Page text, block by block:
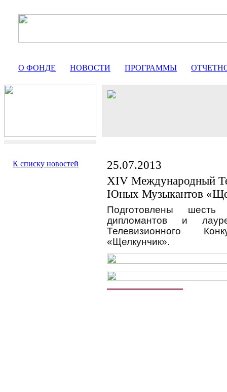
О ФОНДЕ НОВОСТИ ПРОГРАММЫ
К списку новостей
25.07.2013
ХIV Международный
Юных Музыкантов
Подготовлены шесть
дипломантов и
Телевизионного
«Щелкунчик».